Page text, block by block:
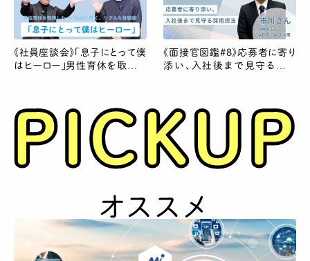
《社員座談会》「息子にとって僕
はヒーロー」男性育休を取得し
《面接官図鑑#8》応募者に寄り
添い、入社後まで見守る採用